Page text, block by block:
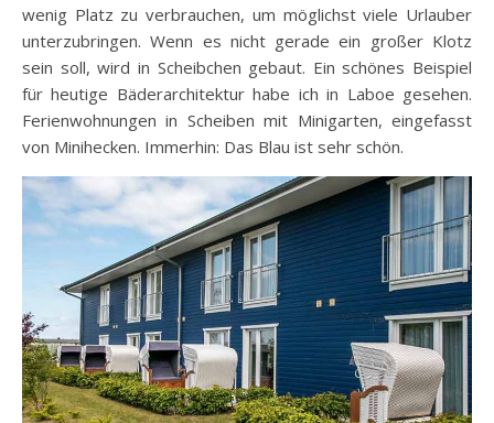
wenig Platz zu verbrauchen, um möglichst viele Urlauber
unterzubringen. Wenn es nicht gerade ein großer Klotz
sein soll, wird in Scheibchen gebaut. Ein schönes Beispiel
für heutige Bäderarchitektur habe ich in Laboe gesehen.
Ferienwohnungen in Scheiben mit Minigarten, eingefasst
von Minihecken. Immerhin: Das Blau ist sehr schön.